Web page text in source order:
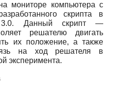
мониторе компьютера с
скрипта в
3.0. Данный скрипт —
решателю двигать
их положение, а также
на ход решателя в
эксперимента.